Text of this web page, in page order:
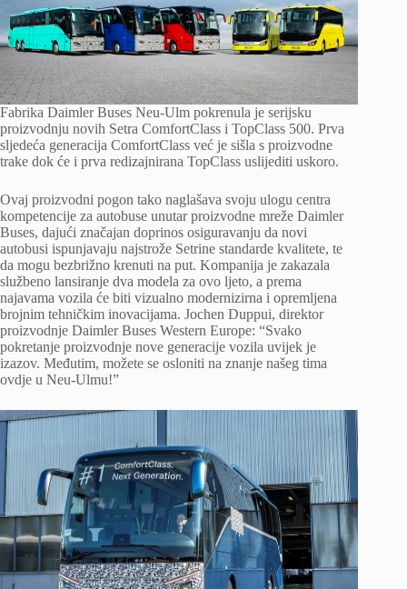
Fabrika Daimler Buses Neu-Ulm pokrenula je serijsku
proizvodnju novih Setra ComfortClass i TopClass 500. Prva
sljedeća generacija ComfortClass već je sišla s proizvodne
trake dok će i prva redizajnirana TopClass uslijediti uskoro.
Ovaj proizvodni pogon tako naglašava svoju ulogu centra
kompetencije za autobuse unutar proizvodne mreže Daimler
Buses, dajući značajan doprinos osiguravanju da novi
autobusi ispunjavaju najstrože Setrine standarde kvalitete, te
da mogu bezbrižno krenuti na put. Kompanija je zakazala
službeno lansiranje dva modela za ovo ljeto, a prema
najavama vozila će biti vizualno modernizirna i opremljena
brojnim tehničkim inovacijama. Jochen Duppui, direktor
proizvodnje Daimler Buses Western Europe: “Svako
pokretanje proizvodnje nove generacije vozila uvijek je
izazov. Međutim, možete se osloniti na znanje našeg tima
ovdje u Neu-Ulmu!”